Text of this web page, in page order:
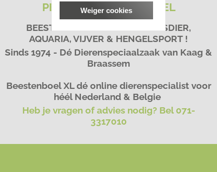
PETS&CO BEESTENBOEL
BEESTACHTIG GOED VOOR HUISDIER,
AQUARIA, VIJVER & HENGELSPORT !
Sinds 1974 - Dé Dierenspeciaalzaak van Kaag &
Braassem
Beestenboel XL dé online dierenspecialist voor
héél Nederland & Belgie
Heb je vragen of advies nodig? Bel 071-
3317010
Weiger cookies